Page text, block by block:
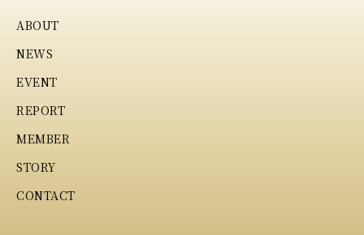
ABOUT
NEWS
EVENT
REPORT
MEMBER
STORY
CONTACT